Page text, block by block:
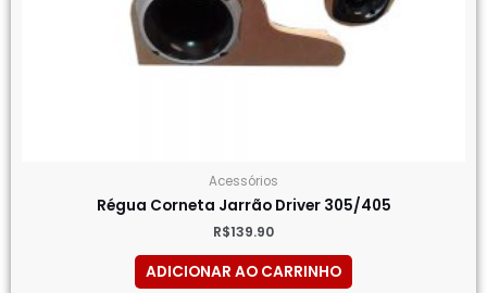
Acessórios
Régua Corneta Jarrão Driver 305/405
R$139.90
ADICIONAR AO CARRINHO